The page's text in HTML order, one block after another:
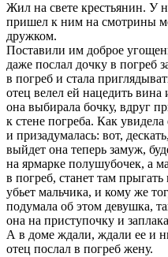
Жил на свете крестьянин. У
пришел к ним на смотрины
дружком.
Поставили им доброе
даже послал дочку в погреб
в погреб и стала
отец велел ей нацедить
она выбирала бочку, вдруг
к стене погреба. Как увидела
и призадумалась: вот,
выйдет она теперь замуж,
на ярмарке полушубочек, а
в погреб, станет там прыгать
убьет мальчика, и кому же
подумала об этом девушка,
она на приступочку и
А в доме ждали, ждали ее и
отец послал в погреб жену.